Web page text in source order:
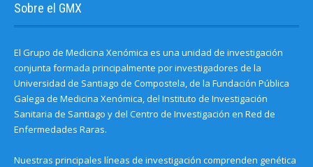
Sobre el GMX
El Grupo de Medicina Xenómica es una unidad de investigación
conjunta formada principalmente por investigadores de la
Universidad de Santiago de Compostela, de la Fundación Pública
Galega de Medicina Xenómica, del Instituto de Investigación
Sanitaria de Santiago y del Centro de Investigación en Red de
Enfermedades Raras.
Nuestras principales líneas de investigación comprenden genética